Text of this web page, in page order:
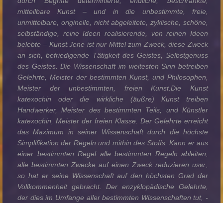
mitteilbare Kunst – und in die unbestimmte, freie,
unmittelbare, originelle, nicht abgeleitete, zyklische, schöne,
selbständige, reine Ideen realisierende, von reinen Ideen
belebte – Kunst.Jene ist nur Mittel zum Zweck, diese Zweck
an sich, befriedigende Tätigkeit des Geistes, Selbstgenuss
des Geistes. Die Wissenschaft im weitesten Sinn betreiben
Gelehrte, Meister der bestimmten Kunst, und Philosophen,
Meister der unbestimmten, freien Kunst.Die Kunst
katexochin oder die wirkliche (äußre) Kunst treiben
Handwerker, Meister des bestimmten Teils, und Künstler
katexochin, Meister der freien Klasse. Der Gelehrte erreicht
das Maximum in seiner Wissenschaft durch die höchste
Simplifikation der Regeln und mithin des Stoffs. Kann er aus
einer bestimmten Regel alle bestimmten Regeln ableiten,
alle bestimmten Zwecke auf einen Zweck reduzieren usw.,
so hat er seine Wissenschaft auf den höchsten Grad der
Vollkommenheit gebracht. Der enzyklopädische Gelehrte,
der dies im Umfange aller bestimmten Wissenschaften tut, -